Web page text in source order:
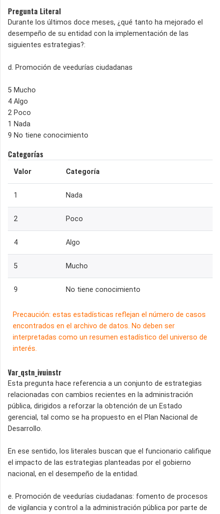
Pregunta Literal
Durante los últimos doce meses, ¿qué tanto ha mejorado el
desempeño de su entidad con la implementación de las
siguientes estrategias?:
d. Promoción de veedurías ciudadanas
5 Mucho
4 Algo
2 Poco
1 Nada
9 No tiene conocimiento
Categorías
Valor Categoría
1 Nada
2 Poco
4 Algo
5 Mucho
9 No tiene conocimiento
Precaución: estas estadísticas reflejan el número de casos
encontrados en el archivo de datos. No deben ser
interpretadas como un resumen estadístico del universo de
interés.
Var_qstn_ivuinstr
Esta pregunta hace referencia a un conjunto de estrategias
relacionadas con cambios recientes en la administración
pública, dirigidos a reforzar la obtención de un Estado
gerencial, tal como se ha propuesto en el Plan Nacional de
Desarrollo.
En ese sentido, los literales buscan que el funcionario califique
el impacto de las estrategias planteadas por el gobierno
nacional, en el desempeño de la entidad.
e. Promoción de veedurías ciudadanas: fomento de procesos
de vigilancia y control a la administración pública por parte de